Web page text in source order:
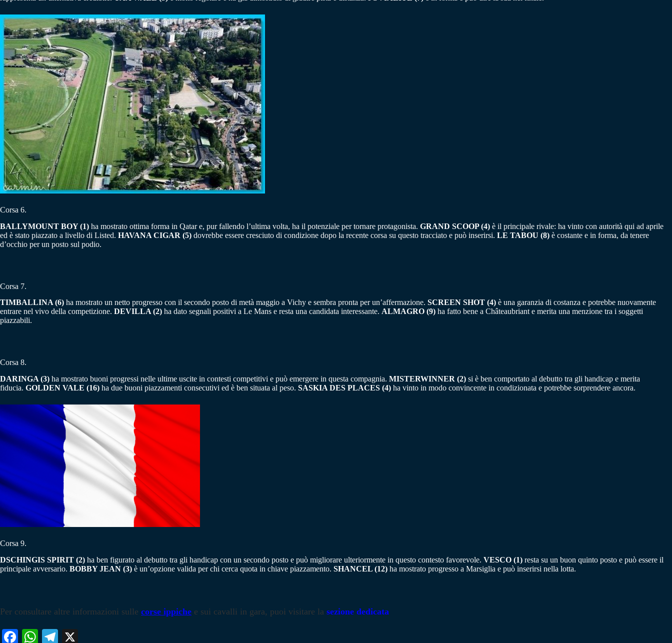
Corsa 6.
BALLYMOUNT BOY (1) ha mostrato ottima forma in Qatar e, pur fallendo l’ultima volta, ha il potenziale per tornare protagonista. GRAND SCOOP (4) è il principale rivale: ha vinto con autorità qui ad aprile
ed è stato piazzato a livello di Listed. HAVANA CIGAR (5) dovrebbe essere cresciuto di condizione dopo la recente corsa su questo tracciato e può inserirsi. LE TABOU (8) è costante e in forma, da tenere
d’occhio per un posto sul podio.
Corsa 7.
TIMBALLINA (6) ha mostrato un netto progresso con il secondo posto di metà maggio a Vichy e sembra pronta per un’affermazione. SCREEN SHOT (4) è una garanzia di costanza e potrebbe nuovamente
entrare nel vivo della competizione. DEVILLA (2) ha dato segnali positivi a Le Mans e resta una candidata interessante. ALMAGRO (9) ha fatto bene a Châteaubriant e merita una menzione tra i soggetti
piazzabili.
Corsa 8.
DARINGA (3) ha mostrato buoni progressi nelle ultime uscite in contesti competitivi e può emergere in questa compagnia. MISTERWINNER (2) si è ben comportato al debutto tra gli handicap e merita
fiducia. GOLDEN VALE (16) ha due buoni piazzamenti consecutivi ed è ben situata al peso. SASKIA DES PLACES (4) ha vinto in modo convincente in condizionata e potrebbe sorprendere ancora.
Corsa 9.
DSCHINGIS SPIRIT (2) ha ben figurato al debutto tra gli handicap con un secondo posto e può migliorare ulteriormente in questo contesto favorevole. VESCO (1) resta su un buon quinto posto e può essere il
principale avversario. BOBBY JEAN (3) è un’opzione valida per chi cerca quota in chiave piazzamento. SHANCEL (12) ha mostrato progresso a Marsiglia e può inserirsi nella lotta.
Per consultare altre informazioni sulle corse ippiche e sui cavalli in gara, puoi visitare la sezione dedicata
Fa W
Te